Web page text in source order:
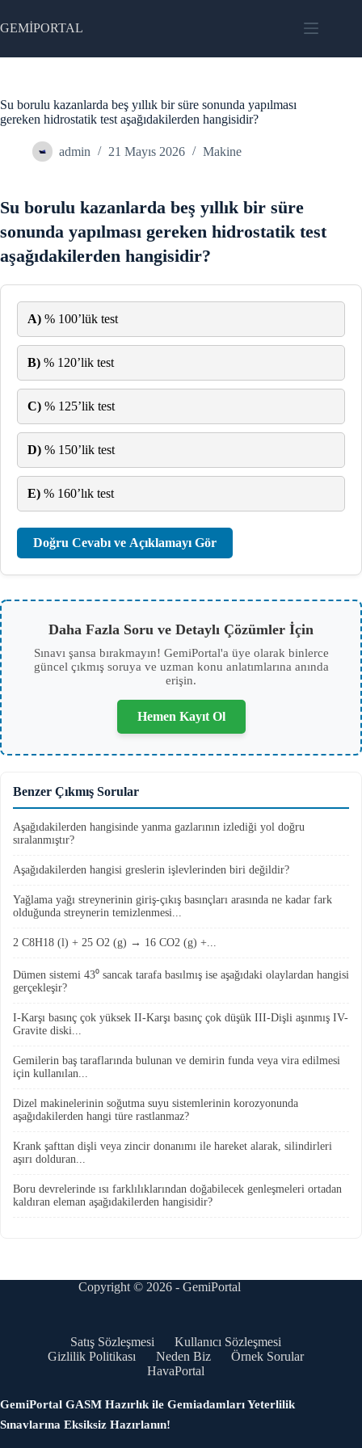
to
content
GEMİPORTAL
Su borulu kazanlarda beş yıllık bir süre sonunda yapılması
gereken hidrostatik test aşağıdakilerden hangisidir?
admin 21 Mayıs 2026 Makine
Su borulu kazanlarda beş yıllık bir süre
sonunda yapılması gereken hidrostatik test
aşağıdakilerden hangisidir?
A) % 100’lük test
B) % 120’lik test
C) % 125’lik test
D) % 150’lik test
E) % 160’lık test
Doğru Cevabı ve Açıklamayı Gör
Daha Fazla Soru ve Detaylı Çözümler İçin
Sınavı şansa bırakmayın! GemiPortal'a üye olarak binlerce
güncel çıkmış soruya ve uzman konu anlatımlarına anında
erişin.
Hemen Kayıt Ol
Benzer Çıkmış Sorular
Aşağıdakilerden hangisinde yanma gazlarının izlediği yol doğru
sıralanmıştır?
Aşağıdakilerden hangisi greslerin işlevlerinden biri değildir?
Yağlama yağı streynerinin giriş-çıkış basınçları arasında ne kadar fark
olduğunda streynerin temizlenmesi...
2 C8H18 (l) + 25 O2 (g) → 16 CO2 (g) +...
Dümen sistemi 43⁰ sancak tarafa basılmış ise aşağıdaki olaylardan hangisi
gerçekleşir?
I-Karşı basınç çok yüksek II-Karşı basınç çok düşük III-Dişli aşınmış IV-
Gravite diski...
Gemilerin baş taraflarında bulunan ve demirin funda veya vira edilmesi
için kullanılan...
Dizel makinelerinin soğutma suyu sistemlerinin korozyonunda
aşağıdakilerden hangi türe rastlanmaz?
Krank şafttan dişli veya zincir donanımı ile hareket alarak, silindirleri
aşırı dolduran...
Boru devrelerinde ısı farklılıklarından doğabilecek genleşmeleri ortadan
kaldıran eleman aşağıdakilerden hangisidir?
Copyright © 2026 - GemiPortal
Satış Sözleşmesi
Kullanıcı Sözleşmesi
Gizlilik Politikası
Neden Biz
Örnek Sorular
HavaPortal
GemiPortal GASM Hazırlık ile Gemiadamları Yeterlilik
Sınavlarına Eksiksiz Hazırlanın!